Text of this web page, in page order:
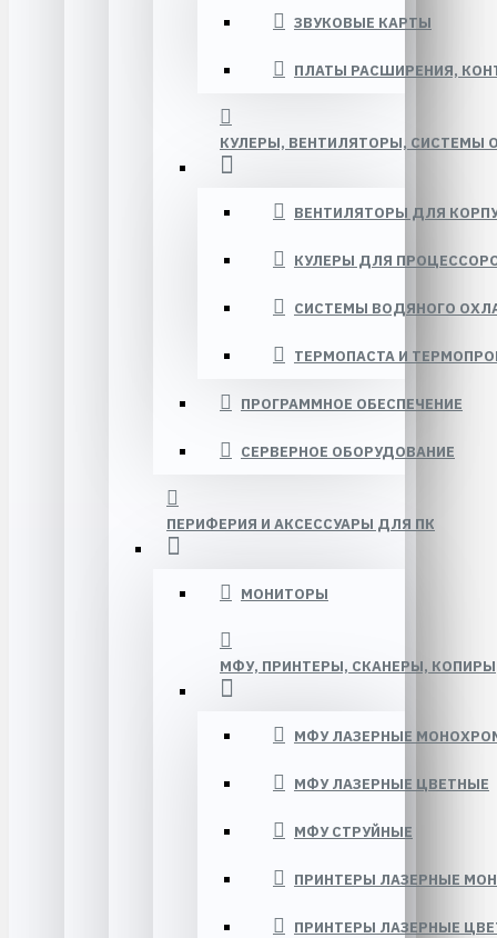
ЗВУКОВЫЕ КАРТЫ
ПЛАТЫ РАСШИРЕНИЯ,
КУЛЕРЫ, ВЕНТИЛЯТОРЫ, СИСТЕМЫ
ВЕНТИЛЯТОРЫ ДЛЯ
КУЛЕРЫ ДЛЯ
СИСТЕМЫ ВОДЯНОГО
ТЕРМОПАСТА И
ПРОГРАММНОЕ ОБЕСПЕЧЕНИЕ
СЕРВЕРНОЕ ОБОРУДОВАНИЕ
ПЕРИФЕРИЯ И АКСЕССУАРЫ ДЛЯ ПК
МОНИТОРЫ
МФУ, ПРИНТЕРЫ, СКАНЕРЫ, КОПИРЫ
МФУ ЛАЗЕРНЫЕ
МФУ ЛАЗЕРНЫЕ ЦВЕТНЫЕ
МФУ СТРУЙНЫЕ
ПРИНТЕРЫ ЛАЗЕРНЫЕ
ПРИНТЕРЫ ЛАЗЕРНЫЕ